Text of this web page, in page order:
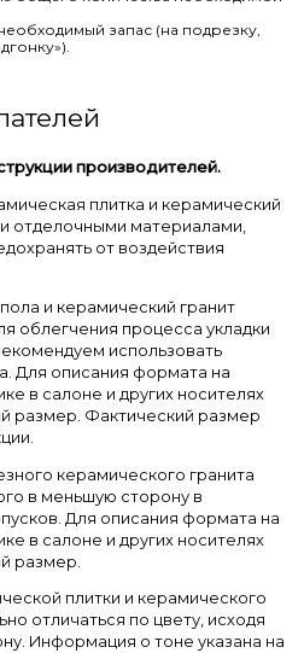
запас (на подрезку,
производителей.
плитка и керамический
отделочными материалами,
от воздействия
и керамический гранит
облегчения процесса укладки
использовать
Для описания формата на
в салоне и других носителях
размер. Фактический размер
керамического гранита
в меньшую сторону в
Для описания формата на
в салоне и других носителях
размер.
плитки и керамического
отличаться по цвету, исходя
Информация о тоне указана на